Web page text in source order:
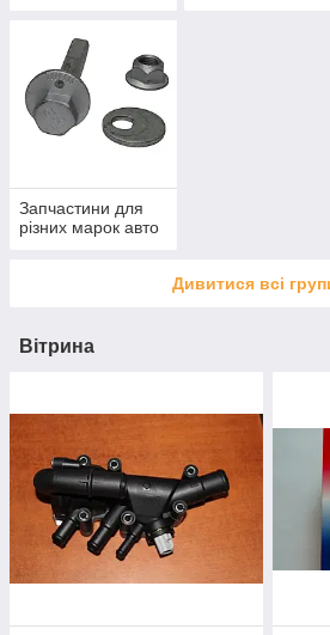
Запчастини для
різних марок авто
Дивитися всі
Вітрина